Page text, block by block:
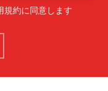
規約に同意します